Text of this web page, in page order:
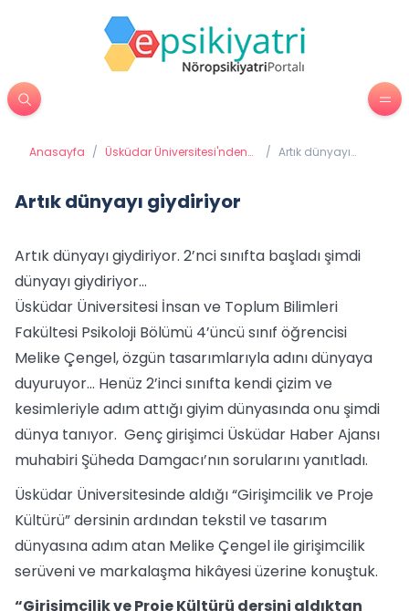
Anasayfa / Üsküdar Üniversitesi'nden
/ Artık dünyayı
Artık dünyayı giydiriyor
Artık dünyayı giydiriyor. 2’nci sınıfta başladı şimdi
dünyayı giydiriyor…
Üsküdar Üniversitesi İnsan ve Toplum Bilimleri
Fakültesi Psikoloji Bölümü 4’üncü sınıf öğrencisi
Melike Çengel, özgün tasarımlarıyla adını dünyaya
duyuruyor… Henüz 2’inci sınıfta kendi çizim ve
kesimleriyle adım attığı giyim dünyasında onu şimdi
dünya tanıyor. Genç girişimci Üsküdar Haber Ajansı
muhabiri Şüheda Damgacı’nın sorularını yanıtladı.
Üsküdar Üniversitesinde aldığı “Girişimcilik ve Proje
Kültürü” dersinin ardından tekstil ve tasarım
dünyasına adım atan Melike Çengel ile girişimcilik
serüveni ve markalaşma hikâyesi üzerine konuştuk.
“Girişimcilik ve Proje Kültürü dersini aldıktan